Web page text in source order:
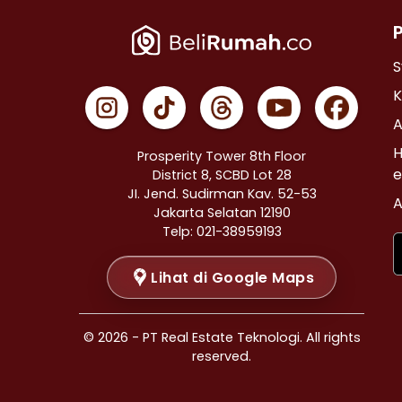
Properti Dijual di Johar Baru >
Properti Dijual di Menteng >
Properti Dijual di Tanah Abang >
Properti Dijual di Kramat >
Properti Dijual di Bendungan Hilir >
Properti Dijual di Jakarta Selatan >
Properti Dijual di Cilandak >
Properti Dijual di Gandaria Selatan >
Properti Dijual di Cipete Selatan >
Properti Dijual di Lenteng Agung >
Properti Dijual di Pondok Pinang >
Properti Dijual di Kebayoran Baru >
Properti Dijual di Mampang Prapatan >
Prosperity Tower 8th Floor
District 8, SCBD Lot 28
JI. Jend. Sudirman Kav. 52-53
Jakarta Selatan 12190
Telp: 021-38959193
Lihat di Google Maps
© 2026 - PT Real Estate Teknologi. All rights
reserved.